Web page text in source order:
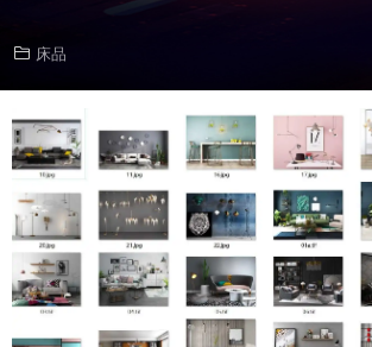
床品